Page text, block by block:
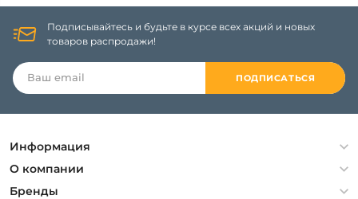
Подписывайтесь и будьте в курсе всех акций и новых
товаров распродажи!
ПОДПИСАТЬСЯ
Информация
Политика конфиденциальности
Гарантия
О компании
О компании
Бренды